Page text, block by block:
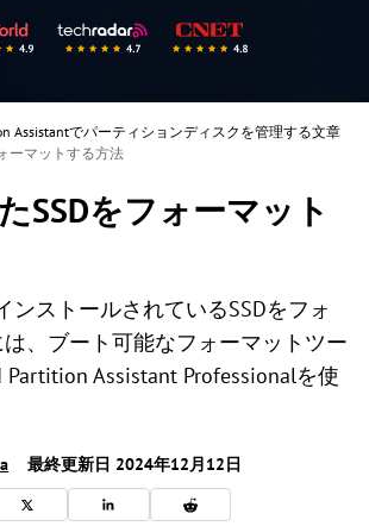
Assistantでパーティションディスクを管理する文章
ーマットする方法
SSDをフォーマット
ンストールされているSSDをフォ
、ブート可能なフォーマットツー
Partition Assistant Professionalを使
最終更新日 2024年12月12日